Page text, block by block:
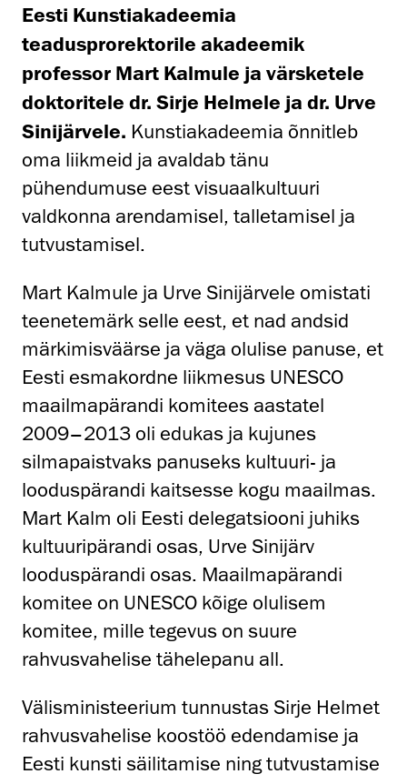
Eesti Kunstiakadeemia
teadusprorektorile akadeemik
professor Mart Kalmule ja värsketele
doktoritele dr. Sirje Helmele ja dr. Urve
Sinijärvele. Kunstiakadeemia õnnitleb
oma liikmeid ja avaldab tänu
pühendumuse eest visuaalkultuuri
valdkonna arendamisel, talletamisel ja
tutvustamisel.
Mart Kalmule ja Urve Sinijärvele omistati
teenetemärk selle eest, et nad andsid
märkimisväärse ja väga olulise panuse, et
Eesti esmakordne liikmesus UNESCO
maailmapärandi komitees aastatel
2009–2013 oli edukas ja kujunes
silmapaistvaks panuseks kultuuri- ja
looduspärandi kaitsesse kogu maailmas.
Mart Kalm oli Eesti delegatsiooni juhiks
kultuuripärandi osas, Urve Sinijärv
looduspärandi osas. Maailmapärandi
komitee on UNESCO kõige olulisem
komitee, mille tegevus on suure
rahvusvahelise tähelepanu all.
Välisministeerium tunnustas Sirje Helmet
rahvusvahelise koostöö edendamise ja
Eesti kunsti säilitamise ning tutvustamise